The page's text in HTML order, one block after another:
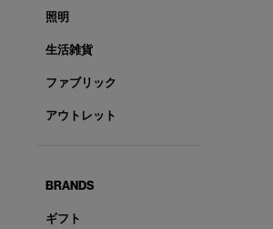
照明
生活雑貨
ファブリック
アウトレット
BRANDS
ギフト